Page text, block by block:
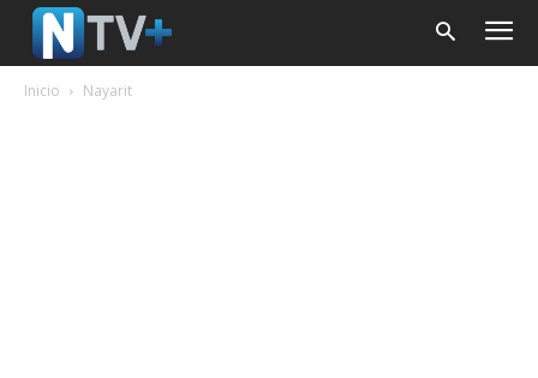
Inicio Nayarit